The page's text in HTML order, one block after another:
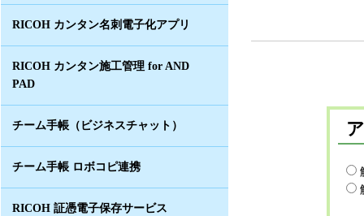
RICOH カンタン名刺電子化アプリ
RICOH カンタン施工管理 for AND
PAD
チーム手帳（ビジネスチャット）
チーム手帳 ロボコピ連携
RICOH 証憑電子保存サービス